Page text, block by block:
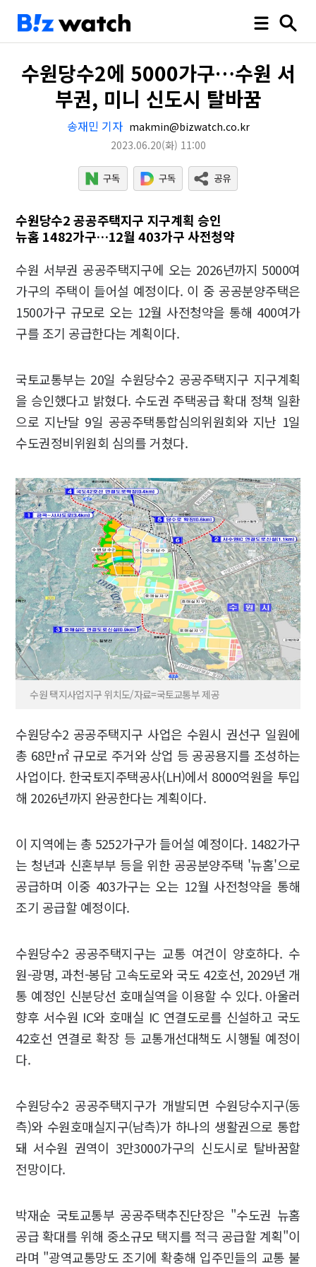
수원당수2에 5000가구…수원 서
부권, 미니 신도시 탈바꿈
송재민 기자 makmin@bizwatch.co.kr
2023.06.20(화) 11:00
수원당수2 공공주택지구 지구계획 승인
뉴홈 1482가구…12월 403가구 사전청약
수원 서부권 공공주택지구에 오는 2026년까지 5000여
가구의 주택이 들어설 예정이다. 이 중 공공분양주택은
1500가구 규모로 오는 12월 사전청약을 통해 400여가
구를 조기 공급한다는 계획이다.
국토교통부는 20일 수원당수2 공공주택지구 지구계획
을 승인했다고 밝혔다. 수도권 주택공급 확대 정책 일환
으로 지난달 9일 공공주택통합심의위원회와 지난 1일
수도권정비위원회 심의를 거쳤다.
수원 택지사업지구 위치도/자료=국토교통부 제공
수원당수2 공공주택지구 사업은 수원시 권선구 일원에
총 68만㎡ 규모로 주거와 상업 등 공공용지를 조성하는
사업이다. 한국토지주택공사(LH)에서 8000억원을 투입
해 2026년까지 완공한다는 계획이다.
이 지역에는 총 5252가구가 들어설 예정이다. 1482가구
는 청년과 신혼부부 등을 위한 공공분양주택 '뉴홈'으로
공급하며 이중 403가구는 오는 12월 사전청약을 통해
조기 공급할 예정이다.
수원당수2 공공주택지구는 교통 여건이 양호하다. 수
원-광명, 과천-봉담 고속도로와 국도 42호선, 2029년 개
통 예정인 신분당선 호매실역을 이용할 수 있다. 아울러
향후 서수원 IC와 호매실 IC 연결도로를 신설하고 국도
42호선 연결로 확장 등 교통개선대책도 시행될 예정이
다.
수원당수2 공공주택지구가 개발되면 수원당수지구(동
측)와 수원호매실지구(남측)가 하나의 생활권으로 통합
돼 서수원 권역이 3만3000가구의 신도시로 탈바꿈할
전망이다.
박재순 국토교통부 공공주택추진단장은 "수도권 뉴홈
공급 확대를 위해 중소규모 택지를 적극 공급할 계획"이
라며 "광역교통망도 조기에 확충해 입주민들의 교통 불